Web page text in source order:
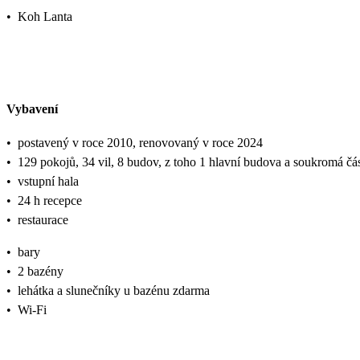
• Koh Lanta
Vybavení
• postavený v roce 2010, renovovaný v roce 2024
• 129 pokojů, 34 vil, 8 budov, z toho 1 hlavní budova a soukromá
• vstupní hala
• 24 h recepce
• restaurace
• bary
• 2 bazény
• lehátka a slunečníky u bazénu zdarma
• Wi-Fi